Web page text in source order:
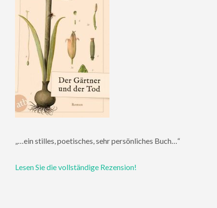
„…ein stilles, poetisches, sehr persönliches Buch…“
Lesen Sie die vollständige Rezension!